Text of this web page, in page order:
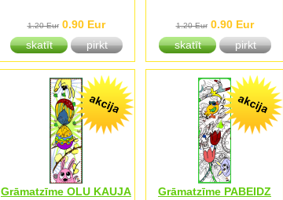
1.20 Eur 0.90 Eur
skatīt
pirkt
1.20 Eur 0.90 Eur
skatīt
pirkt
Grāmatzīme OLU KAUJA
Grāmatzīme PABEIDZ